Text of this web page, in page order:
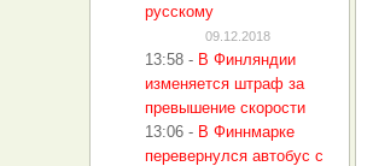
русскому
09.12.2018
13:58 - В Финляндии
изменяется штраф за
превышение скорости
13:06 - В Финнмарке
перевернулся автобус с